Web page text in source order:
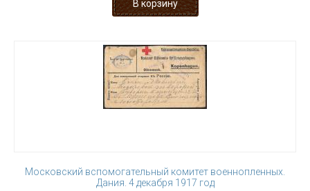
Московский вспомогательный комитет военнопленных.
Дания. 4 декабря 1917 год